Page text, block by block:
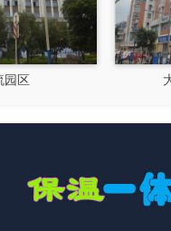
大运会